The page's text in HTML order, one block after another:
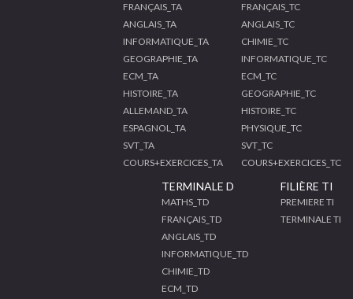
FRANÇAIS_TA
ANGLAIS_TA
INFORMATIQUE_TA
GEOGRAPHIE_TA
ECM_TA
HISTOIRE_TA
ALLEMAND_TA
ESPAGNOL_TA
SVT_TA
COURS+EXERCICES_TA
FRANÇAIS_TC
ANGLAIS_TC
CHIMIE_TC
INFORMATIQUE_TC
ECM_TC
GEOGRAPHIE_TC
HISTOIRE_TC
PHYSIQUE_TC
SVT_TC
COURS+EXERCICES_TC
TERMINALE D
MATHS_TD
FRANÇAIS_TD
ANGLAIS_TD
INFORMATIQUE_TD
CHIMIE_TD
ECM_TD
FILIÈRE TI
PREMIERE TI
TERMINALE TI